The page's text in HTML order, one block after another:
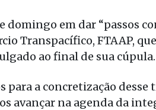
domingo em dar “passos
Transpacífico, FTAAP,
ao final de sua cúpula.
para a concretização
avançar na agenda da